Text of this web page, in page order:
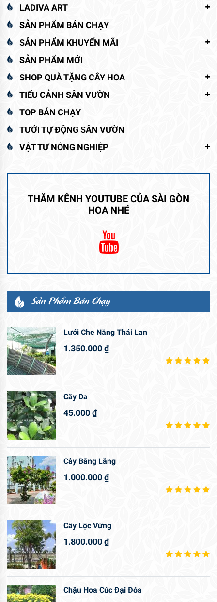
LADIVA ART
SẢN PHẨM BÁN CHẠY
SẢN PHẨM KHUYẾN MÃI
SẢN PHẨM MỚI
SHOP QUÀ TẶNG CÂY HOA
TIỂU CẢNH SÂN VƯỜN
TOP BÁN CHẠY
TƯỚI TỰ ĐỘNG SÂN VƯỜN
VẬT TƯ NÔNG NGHIỆP
THĂM KÊNH YOUTUBE CỦA SÀI GÒN
HOA NHÉ
Sản Phẩm Bán Chạy
Lưới Che Nắng Thái Lan
1.350.000₫
Cây Da
45.000₫
Cây Bằng Lăng
1.000.000₫
Cây Lộc Vừng
1.800.000₫
Chậu Hoa Cúc Đại Đóa